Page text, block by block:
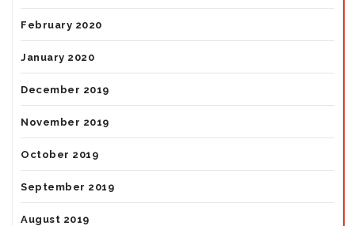
February 2020
January 2020
December 2019
November 2019
October 2019
September 2019
August 2019